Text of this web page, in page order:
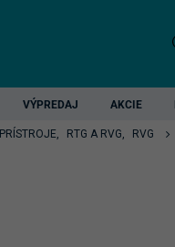
VÝPREDAJ AKCIE
PRÍSTROJE, RTG A RVG, RVG